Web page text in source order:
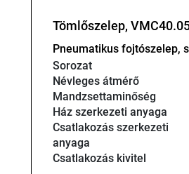
Tömlőszelep,
Pneumatikus fojtószelep,
Sorozat
Névleges átmérő
Mandzsettaminőség
Ház szerkezeti anyaga
Csatlakozás szerkezeti
anyaga
Csatlakozás kivitel